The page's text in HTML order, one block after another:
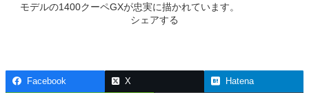
モデルの1400クーペGXが忠実に描かれています。
シェアする
Facebook X Hatena